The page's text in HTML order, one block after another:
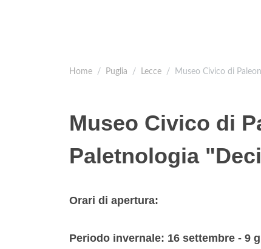
Home Puglia Lecce Museo Civico di
Museo Civico di
Paletnologia
Orari di apertura:
Periodo invernale: 16 settembre - 9